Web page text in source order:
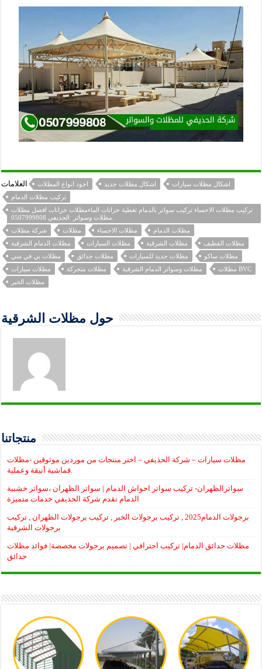
العلامات اجود انواع المظلات اشكال مظلات حديد
اشكال مظلات سيارات
تركيب مظلات الدمام
تركيب مظلات الاحساء تركيب سواتر بالدمام تغطية خزانات الماءمظلات خزانات افضل مظلات
شركة مظلات
مظلات مظلات الاحساء
مظلات الدمام
مظلات الدمام الشرقية
مظلات السيارات مظلات الشرقية
مظلات القطيف
مظلات بي في سي
مظلات حدائق مظلات حديد للسيارات
مظلات ساكو
مظلات سيارات
مظلات متحركة مظلات وسواتر الدمام الشرقية
مظلات BVC
مظلات الخبر
حول مظلات الشرقية
منتجاتنا
مظلات سيارات – شركة الحذيفي – اختر منتجات من موردين موثوقين -مظلات
قماشية أنيقة وعملية.
سواترالظهران- تركيب سواتر احواش الدمام | سواتر الظهران ،سواتر خشبية
الدمام تقدم شركة الحذيفي خدمات متميزة
برجولات الدمام2025 , تركيب برجولات الخبر , تركيب برجولات الظهران , تركيب
برجولات الشرقية
مظلات حدائق الدمام| تركيب احترافي | تصميم برجولات مخصصة| فوائد مظلات
حدائق